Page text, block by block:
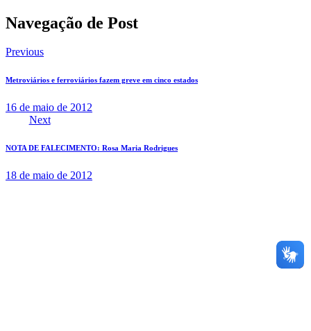
Navegação de Post
Previous
Metroviários e ferroviários fazem greve em cinco estados
16 de maio de 2012
Next
NOTA DE FALECIMENTO: Rosa Maria Rodrigues
18 de maio de 2012